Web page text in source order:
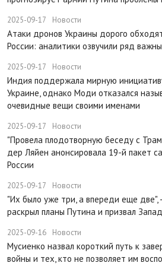
2025-09-17 Новости
​Атаки дронов Украины дорого
России: аналитики озвучили ряд
2025-09-17 Новости
​Индия поддержала мирную
Украине, однако Моди отказался
очевидные вещи своими именами
2025-09-17 Новости
​"Провела плодотворную беседу с
дер Ляйен анонсировала 19-й пакет
России
2025-09-17 Новости
​"Их было уже три, а впереди еще две",
раскрыл планы Путина и призвал
2025-09-16 Новости
Мусиенко назвал короткий путь к
войны и тех, кто не позволяет им